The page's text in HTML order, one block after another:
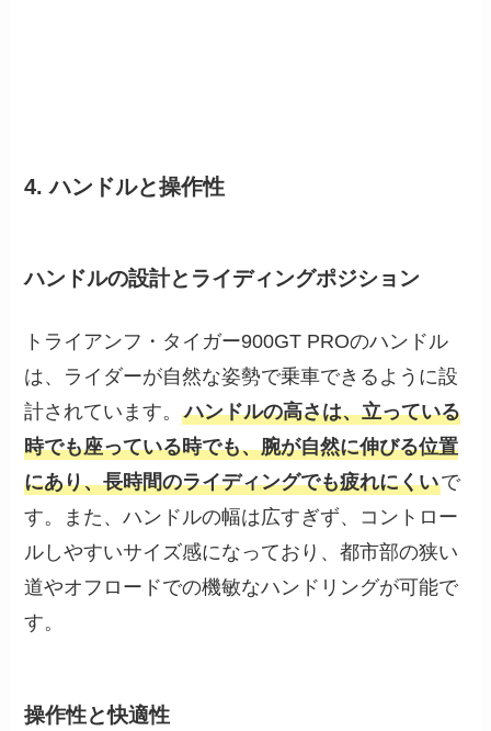
4. ハンドルと操作性
ハンドルの設計とライディングポジション
トライアンフ・タイガー900GT PROのハンドル
は、ライダーが自然な姿勢で乗車できるように設
計されています。ハンドルの高さは、立っている
時でも座っている時でも、腕が自然に伸びる位置
にあり、長時間のライディングでも疲れにくいで
す。また、ハンドルの幅は広すぎず、コントロー
ルしやすいサイズ感になっており、都市部の狭い
道やオフロードでの機敏なハンドリングが可能で
す。
操作性と快適性